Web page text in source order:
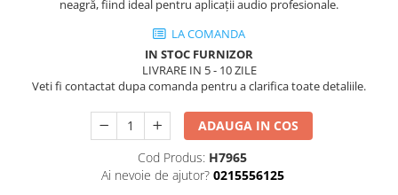
Playere Audio
Amplificatoare
Sisteme asistență auditivă
Procesoare & Convertoare
Lămpi
Alimentare & Distribuție
neagră, fiind ideal pentru aplicații audio profesionale.
LA COMANDA
IN STOC FURNIZOR
LIVRARE IN 5 - 10 ZILE
Veti fi contactat dupa comanda pentru a clarifica toate detaliile.
ADAUGA IN COS
Cod Produs: H7965
Ai nevoie de ajutor? 0215556125